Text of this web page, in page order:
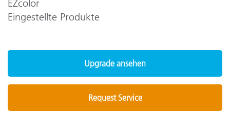
EZcolor
Eingestellte Produkte
Upgrade ansehen
Request Service